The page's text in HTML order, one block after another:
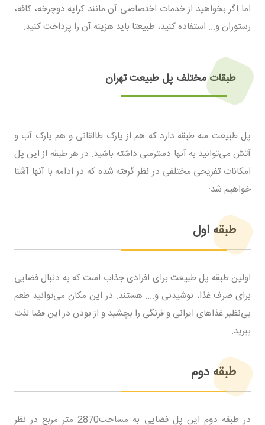
اما اگر بخواهید از خدمات اختصاصی آن مانند کرایه دوچرخه، کافه،
رستوران و... استفاده کنید، طبیعتا باید هزینه آن را پرداخت کنید.
طبقات مختلف پل طبیعت تهران
پل طبیعت سه طبقه دارد که هم از پارک طالقانی و هم پارک آب و
آتش می‌توانید به آنها دسترسی داشته باشید. در هر طبقه از این پل
امکانات تفریحی مختلفی در نظر گرفته شده که در ادامه با آنها آشنا
خواهیم شد:
طبقه اول
اولین طبقه پل طبیعت برای افرادی جذاب است که به دنبال فضایی
برای صرف غذا، نوشیدنی و.... هستند. در این مکان می‌توانید طعم
بی‌نظیر غذاهای ایرانی و فرنگی را بچشید و از بودن در این فضا لذت
ببرید.
طبقه دوم
در طبقه دوم این پل فضایی به مساحت2870 متر مربع در نظر